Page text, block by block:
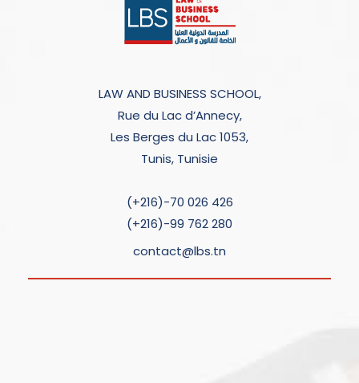
LAW AND BUSINESS SCHOOL,
Rue du Lac d’Annecy,
Les Berges du Lac 1053,
Tunis, Tunisie
(+216)-70 026 426
(+216)-99 762 280
contact@lbs.tn